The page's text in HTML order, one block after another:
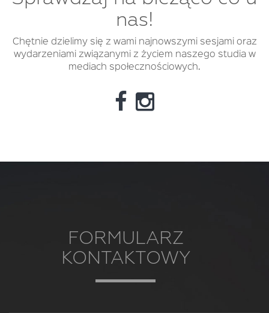
nas!
Chętnie dzielimy się z wami najnowszymi sesjami oraz
wydarzeniami związanymi z życiem naszego studia w
mediach społecznościowych.
FORMULARZ
KONTAKTOWY